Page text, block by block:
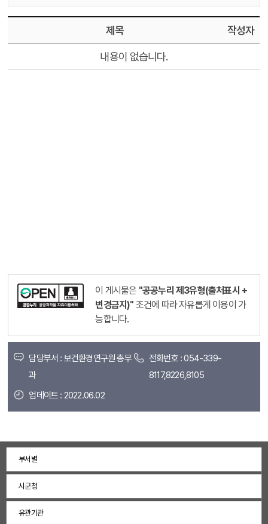
제목 작성자
내용이 없습니다.
이 게시물은 "공공누리 제3유형(출처표시 +
변경금지)" 조건에 따라 자유롭게 이용이 가
능합니다.
담당부서 : 보건환경연구원 총무
과
전화번호 : 054-339-
8117,8226,8105
업데이트 : 2022.06.02
부서별
시군청
유관기관